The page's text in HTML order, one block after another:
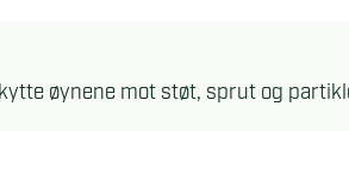
øynene mot støt, sprut og